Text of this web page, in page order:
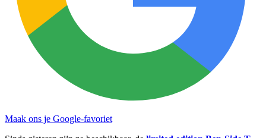
Maak ons je Google-favoriet